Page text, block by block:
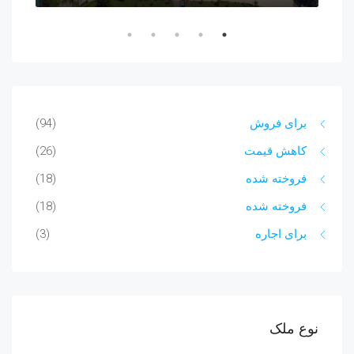
برای فروش
(94)
کاهش قیمت
(26)
فروخته شده
(18)
فروخته شده
(18)
برای اجاره
(3)
نوع ملک